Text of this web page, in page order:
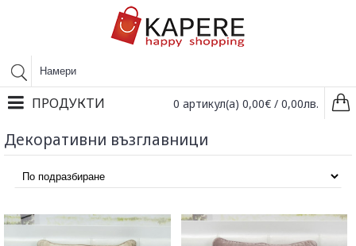
0 артикул(а) 0,00€ / 0,00лв.
ПРОДУКТИ
Декоративни възглавници